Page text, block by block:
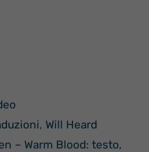
, Will Heard
– Warm Blood: testo,